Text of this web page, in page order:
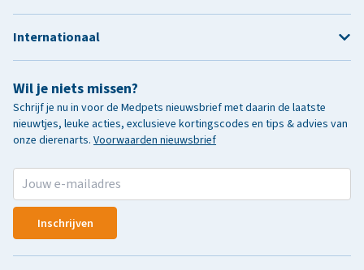
Wil je niets missen?
Schrijf je nu in voor de Medpets nieuwsbrief met daarin de laatste
nieuwtjes, leuke acties, exclusieve kortingscodes en tips & advies van
onze dierenarts. Voorwaarden nieuwsbrief
Inschrijven
Internationaal